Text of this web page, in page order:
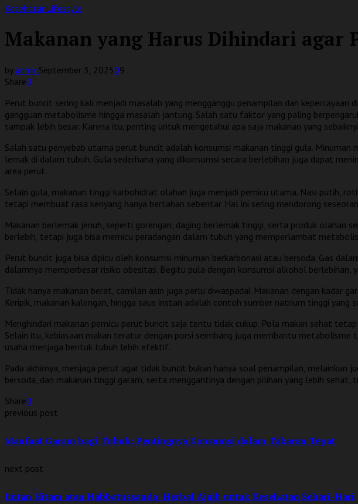
KesehatanLifestyle
Makanan yang Harus Dihindari agar
byadminSeptember 3, 202509
Share0
Perut buncit sering kali menjadi masalah yang mengganggu penampilan dan
gangguan metabolisme hingga masalah jantung. Salah satu faktor yang paling
tampak lebih besar. Karena itu, penting untuk mengetahui apa saja makanan yang
Salah satu penyebab utama perut buncit adalah konsumsi makanan tinggi gula. Minuman
lemak di dalam tubuh. Gula sederhana yang dikonsumsi secara berlebihan juga dapat
area perut.
Selain gula, makanan tinggi karbohidrat olahan juga menjadi pemicu utama. Nasi putih,
tetapi membuat rasa kenyang hanya bertahan sebentar. Hal ini sering mendorong
Makanan berlemak jenuh, seperti gorengan, daging berlemak tinggi, serta produk olahan
berlebih, tetapi juga bisa memicu peradangan dalam tubuh yang memperlambat
Perut buncit juga bisa dipicu oleh konsumsi minuman berkarbonasi atau bersoda. Gas
dalamnya memperbesar risiko obesitas. Begitu pula dengan konsumsi alkohol berlebihan,
Tidak hanya makanan berat, camilan asin juga perlu diwaspadai. Makanan dengan kadar
Keripik, makanan kalengan, hingga saus instan adalah contoh sumber natrium tinggi yang
Menghindari makanan pemicu perut buncit saja tentu tidak cukup. Pola makan sehat
Selain itu, kebiasaan makan teratur dengan porsi seimbang juga membantu
usaha menjaga bentuk tubuh lebih efektif.
Pada akhirnya, menjaga perut agar tidak buncit bukan hanya soal penampilan,
bersoda, dan makanan tinggi garam, serta menggantinya dengan pilihan yang lebih sehat,
Share0
previous post
Manfaat Garam bagi Tubuh: Pentingnya Konsumsi dalam Takaran Tepat
next post
Jintan Hitam atau Habbatussauda: Herbal Ajaib untuk Kesehatan Sehari-Hari